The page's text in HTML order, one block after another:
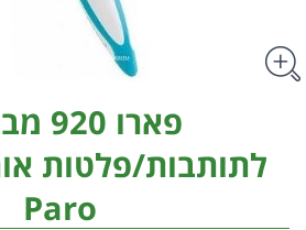
פארו
לתותבות/פלטות
Paro